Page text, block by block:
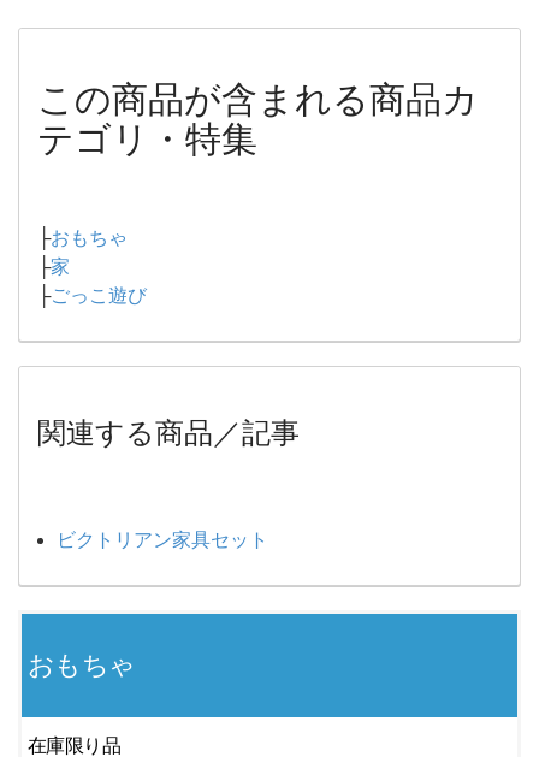
この商品が含まれる商品カ
テゴリ・特集
├おもちゃ
├家
├ごっこ遊び
関連する商品／記事
ビクトリアン家具セット
おもちゃ
在庫限り品